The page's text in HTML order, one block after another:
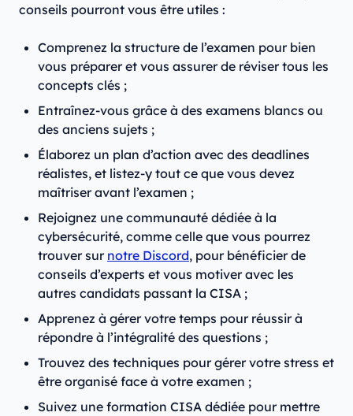
conseils pourront vous être utiles :
Comprenez la structure de l’examen pour bien
vous préparer et vous assurer de réviser tous les
concepts clés ;
Entraînez-vous grâce à des examens blancs ou
des anciens sujets ;
Élaborez un plan d’action avec des deadlines
réalistes, et listez-y tout ce que vous devez
maîtriser avant l’examen ;
Rejoignez une communauté dédiée à la
cybersécurité, comme celle que vous pourrez
trouver sur notre Discord, pour bénéficier de
conseils d’experts et vous motiver avec les
autres candidats passant la CISA ;
Apprenez à gérer votre temps pour réussir à
répondre à l’intégralité des questions ;
Trouvez des techniques pour gérer votre stress et
être organisé face à votre examen ;
Suivez une formation CISA dédiée pour mettre